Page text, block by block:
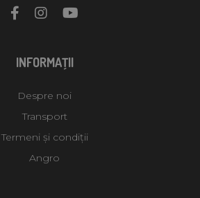
INFORMAŢII
Despre noi
Transport
Termeni și condiții
Angro